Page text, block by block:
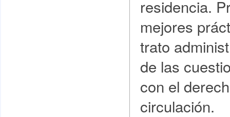
residencia.
mejores
trato
de las
con el
circulación.